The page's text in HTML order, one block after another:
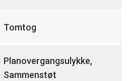
Tomtog
Planovergangsulykke,
Sammenstøt